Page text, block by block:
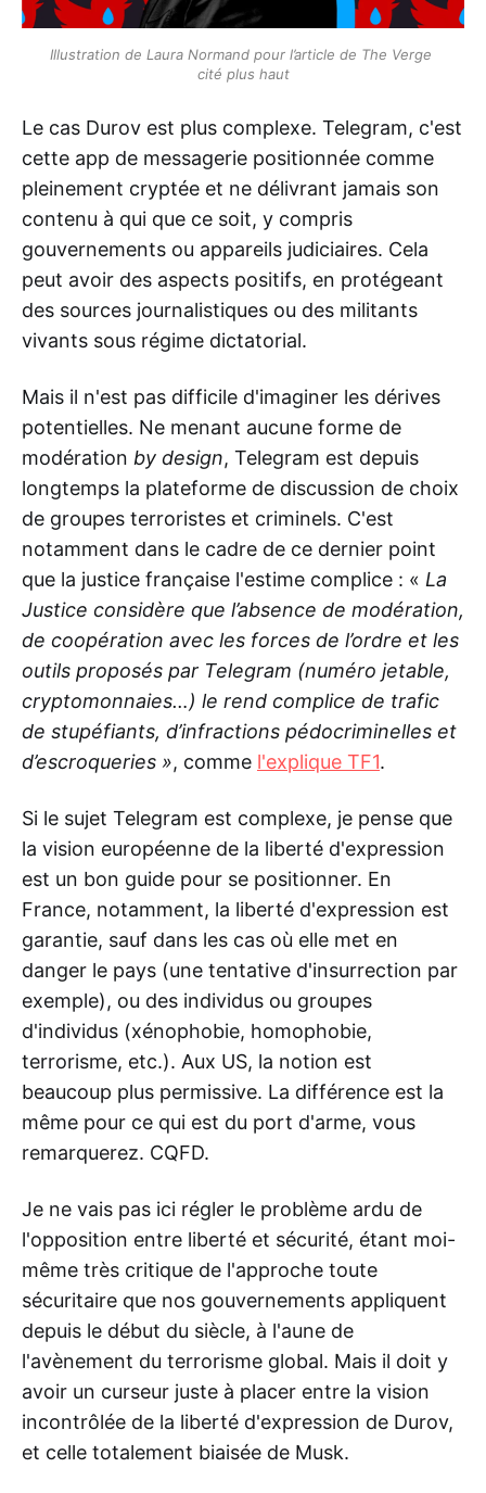
Illustration de Laura Normand pour l’article de The Verge
cité plus haut
Le cas Durov est plus complexe. Telegram, c'est
cette app de messagerie positionnée comme
pleinement cryptée et ne délivrant jamais son
contenu à qui que ce soit, y compris
gouvernements ou appareils judiciaires. Cela
peut avoir des aspects positifs, en protégeant
des sources journalistiques ou des militants
vivants sous régime dictatorial.
Mais il n'est pas difficile d'imaginer les dérives
potentielles. Ne menant aucune forme de
modération by design, Telegram est depuis
longtemps la plateforme de discussion de choix
de groupes terroristes et criminels. C'est
notamment dans le cadre de ce dernier point
que la justice française l'estime complice : « La
Justice considère que l’absence de modération,
de coopération avec les forces de l’ordre et les
outils proposés par Telegram (numéro jetable,
cryptomonnaies…) le rend complice de trafic
de stupéfiants, d’infractions pédocriminelles et
d’escroqueries », comme l'explique TF1.
Si le sujet Telegram est complexe, je pense que
la vision européenne de la liberté d'expression
est un bon guide pour se positionner. En
France, notamment, la liberté d'expression est
garantie, sauf dans les cas où elle met en
danger le pays (une tentative d'insurrection par
exemple), ou des individus ou groupes
d'individus (xénophobie, homophobie,
terrorisme, etc.). Aux US, la notion est
beaucoup plus permissive. La différence est la
même pour ce qui est du port d'arme, vous
remarquerez. CQFD.
Je ne vais pas ici régler le problème ardu de
l'opposition entre liberté et sécurité, étant moi-
même très critique de l'approche toute
sécuritaire que nos gouvernements appliquent
depuis le début du siècle, à l'aune de
l'avènement du terrorisme global. Mais il doit y
avoir un curseur juste à placer entre la vision
incontrôlée de la liberté d'expression de Durov,
et celle totalement biaisée de Musk.